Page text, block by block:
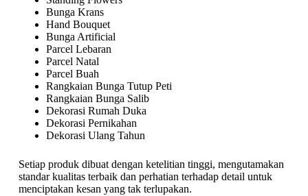
Bunga Krans
Hand Bouquet
Bunga Artificial
Parcel Lebaran
Parcel Natal
Parcel Buah
Rangkaian Bunga Tutup Peti
Rangkaian Bunga Salib
Dekorasi Rumah Duka
Dekorasi Pernikahan
Dekorasi Ulang Tahun
Setiap produk dibuat dengan ketelitian tinggi, mengutamakan
standar kualitas terbaik dan perhatian terhadap detail untuk
menciptakan kesan yang tak terlupakan.